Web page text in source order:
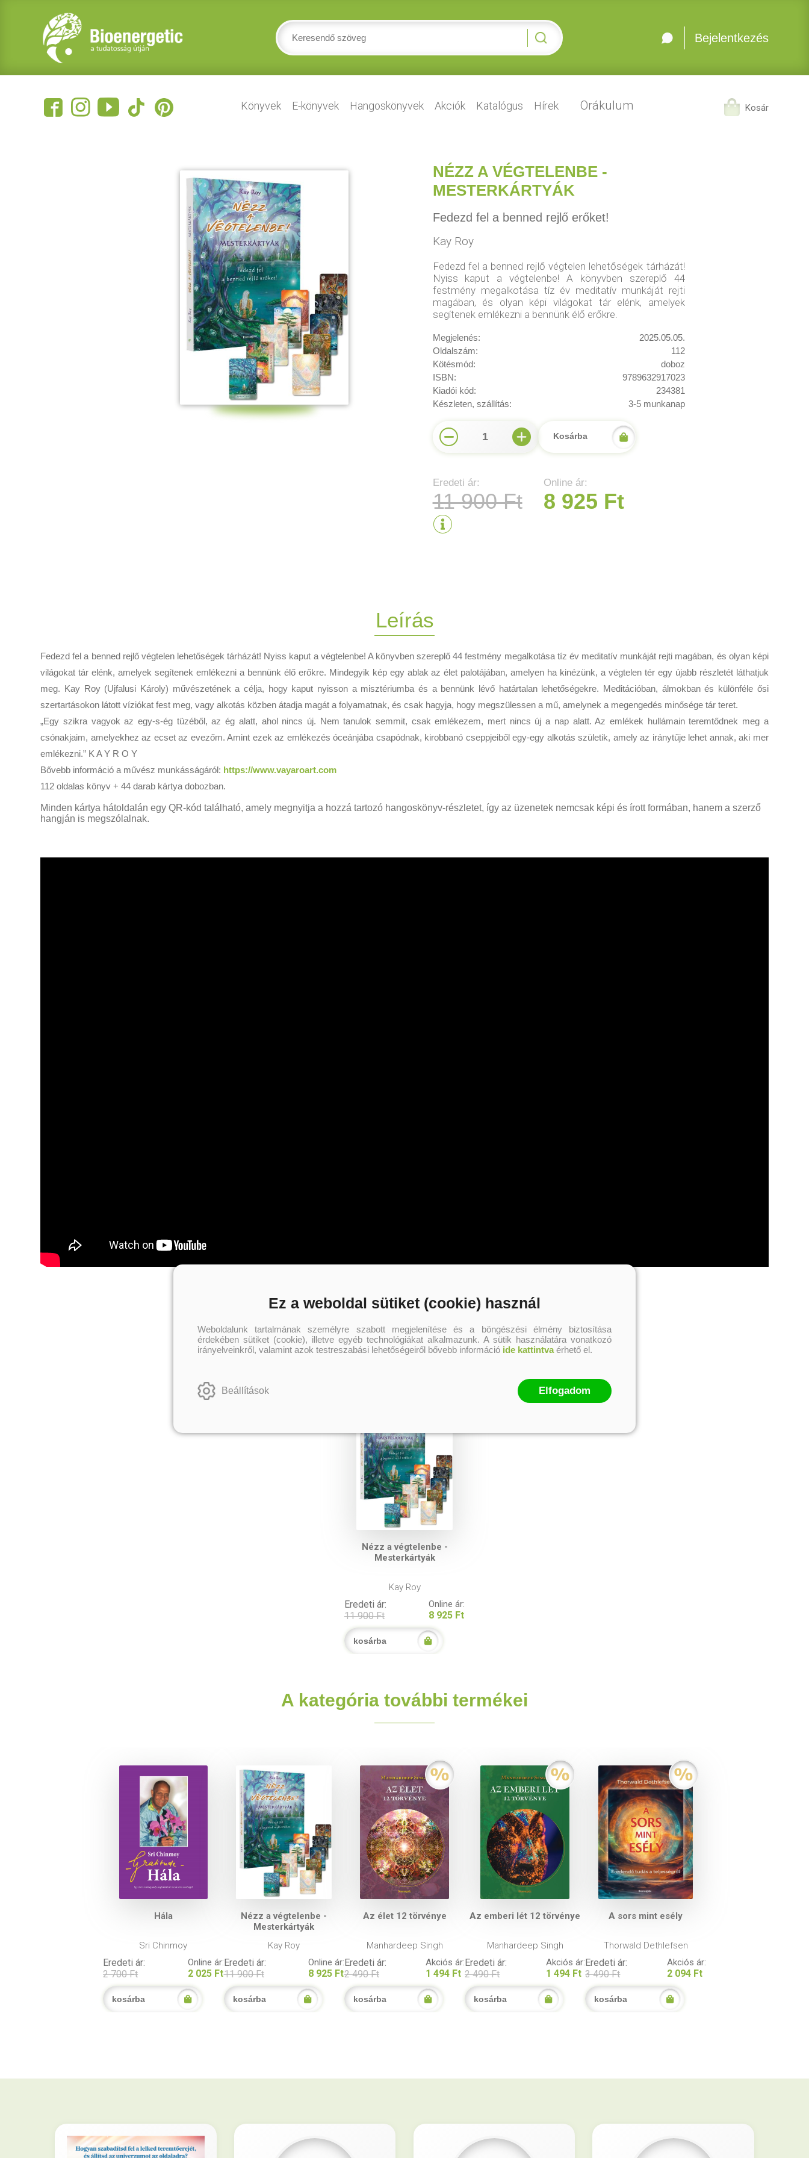
Bejelentkezés
Könyvek E-könyvek Hangoskönyvek Akciók Katalógus Hírek Orákulum Kosár
NÉZZ A VÉGTELENBE -
MESTERKÁRTYÁK
Fedezd fel a benned rejlő erőket!
Kay Roy
Fedezd fel a benned rejlő végtelen lehetőségek tárházát!
Nyiss kaput a végtelenbe! A könyvben szereplő 44
festmény megalkotása tíz év meditatív munkáját rejti
magában, és olyan képi világokat tár elénk, amelyek
segítenek emlékezni a bennünk élő erőkre.
Megjelenés:
2025.05.05.
Oldalszám:
112
Kötésmód:
doboz
ISBN:
9789632917023
Kiadói kód:
234381
Készleten, szállítás:
3-5 munkanap
1 Kosárba
Eredeti ár:
11 900 Ft
Online ár:
8 925 Ft
Leírás
Fedezd fel a benned rejlő végtelen lehetőségek tárházát! Nyiss kaput a végtelenbe! A könyvben szereplő 44 festmény megalkotása tíz év meditatív munkáját rejti magában, és olyan képi
világokat tár elénk, amelyek segítenek emlékezni a bennünk élő erőkre. Mindegyik kép egy ablak az élet palotájában, amelyen ha kinézünk, a végtelen tér egy újabb részletét láthatjuk
meg. Kay Roy (Ujfalusi Károly) művészetének a célja, hogy kaput nyisson a misztériumba és a bennünk lévő határtalan lehetőségekre. Meditációban, álmokban és különféle ősi
szertartásokon látott víziókat fest meg, vagy alkotás közben átadja magát a folyamatnak, és csak hagyja, hogy megszülessen a mű, amelynek a megengedés minősége tár teret.
„Egy szikra vagyok az egy-s-ég tüzéből, az ég alatt, ahol nincs új. Nem tanulok semmit, csak emlékezem, mert nincs új a nap alatt. Az emlékek hullámain teremtődnek meg a
csónakjaim, amelyekhez az ecset az evezőm. Amint ezek az emlékezés óceánjába csapódnak, kirobbanó cseppjeiből egy-egy alkotás születik, amely az iránytűje lehet annak, aki mer
emlékezni.” K A Y R O Y
Bővebb információ a művész munkásságáról: https://www.vayaroart.com
112 oldalas könyv + 44 darab kártya dobozban.
Minden kártya hátoldalán egy QR-kód található, amely megnyitja a hozzá tartozó hangoskönyv-részletet, így az üzenetek nemcsak képi és írott formában, hanem a szerző
hangján is megszólalnak.
Szerző további művei
Nézz a végtelenbe -
Mesterkártyák
Kay Roy
Eredeti ár:
11 900 Ft
Online ár:
8 925 Ft
kosárba
A kategória további termékei
Hála
Sri Chinmoy
Eredeti ár:
2 700 Ft
Online ár:
2 025 Ft
kosárba
Nézz a végtelenbe -
Mesterkártyák
Kay Roy
Eredeti ár:
11 900 Ft
Online ár:
8 925 Ft
kosárba
Az élet 12 törvénye
Manhardeep Singh
Eredeti ár:
2 490 Ft
Akciós ár:
1 494 Ft
kosárba
Az emberi lét 12 törvénye
Manhardeep Singh
Eredeti ár:
2 490 Ft
Akciós ár:
1 494 Ft
kosárba
A sors mint esély
Thorwald Dethlefsen
Eredeti ár:
3 490 Ft
Akciós ár:
2 094 Ft
kosárba
Ez a weboldal sütiket (cookie) használ
Weboldalunk tartalmának személyre szabott megjelenítése és a böngészési élmény biztosítása
érdekében sütiket (cookie), illetve egyéb technológiákat alkalmazunk. A sütik használatára vonatkozó
irányelveinkről, valamint azok testreszabási lehetőségeiről bővebb információ ide kattintvaérhető el.
Beállítások Elfogadom